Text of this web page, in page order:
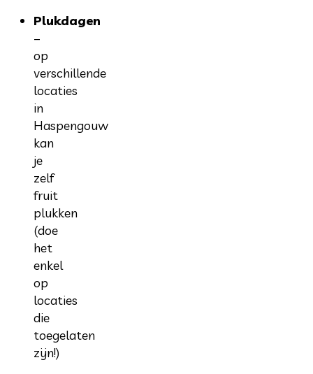
Plukdagen
–
op
verschillende
locaties
in
Haspengouw
kan
je
zelf
fruit
plukken
(doe
het
enkel
op
locaties
die
toegelaten
zijn!)